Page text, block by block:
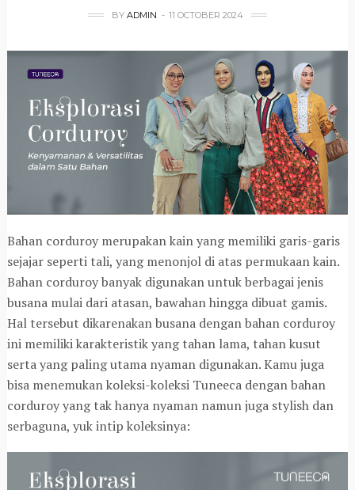
BY ADMIN 11 OCTOBER 2024
Bahan corduroy merupakan kain yang memiliki garis-garis
sejajar seperti tali, yang menonjol di atas permukaan kain.
Bahan corduroy banyak digunakan untuk berbagai jenis
busana mulai dari atasan, bawahan hingga dibuat gamis.
Hal tersebut dikarenakan busana dengan bahan corduroy
ini memiliki karakteristik yang tahan lama, tahan kusut
serta yang paling utama nyaman digunakan. Kamu juga
bisa menemukan koleksi-koleksi Tuneeca dengan bahan
corduroy yang tak hanya nyaman namun juga stylish dan
serbaguna, yuk intip koleksinya: